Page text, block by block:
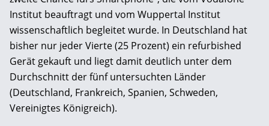
Institut beauftragt und vom Wuppertal Institut
wissenschaftlich begleitet wurde. In Deutschland hat
bisher nur jeder Vierte (25 Prozent) ein refurbished
Gerät gekauft und liegt damit deutlich unter dem
Durchschnitt der fünf untersuchten Länder
(Deutschland, Frankreich, Spanien, Schweden,
Vereinigtes Königreich).